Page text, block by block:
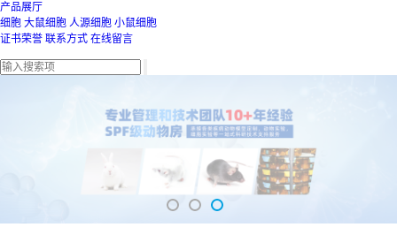
产品展厅
细胞 大鼠细胞 人源细胞 小鼠细胞
证书荣誉 联系方式 在线留言